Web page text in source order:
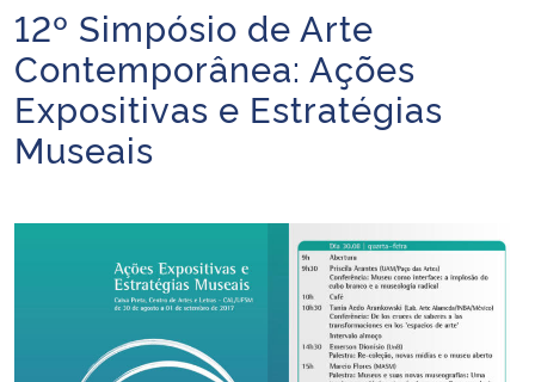
Ministério da Infraestrutura
Ministério da Agricultura, Pecuária e Abastecimento
Ministério da Educação
Ministério da Saúde
Início do conteúdo
12º Simpósio de Arte
Contemporânea: Ações
Expositivas e Estratégias
Museais